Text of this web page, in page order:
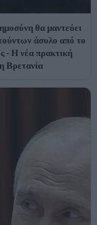
θα μαντεύει
άσυλο από το
- Η νέα πρακτική
Βρετανία